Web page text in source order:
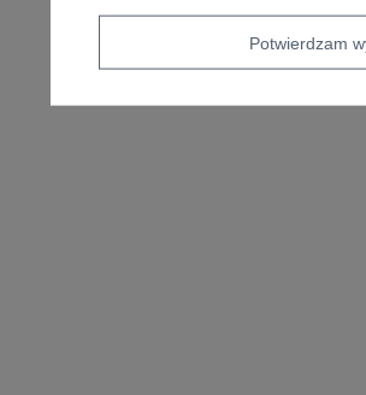
Potwierdzam